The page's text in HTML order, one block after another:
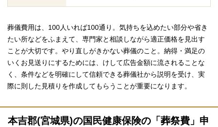
葬儀費用は、100人いれば100通り。気持ちを込めたい部分や省き
たい所などをふまえて、専門家と相談しながら適正価格を見出す
ことが大切です。やり直しがきかない葬儀のこと。納得・満足の
いくお見送りにするためには、けして広告金額に流されることな
く、条件などを明確にして信頼できる葬儀社から説明を受け、実
際に則した見積りを作成してもらうことが重要になります。
本吉郡(宮城県)の国民健康保険の「葬祭費」申